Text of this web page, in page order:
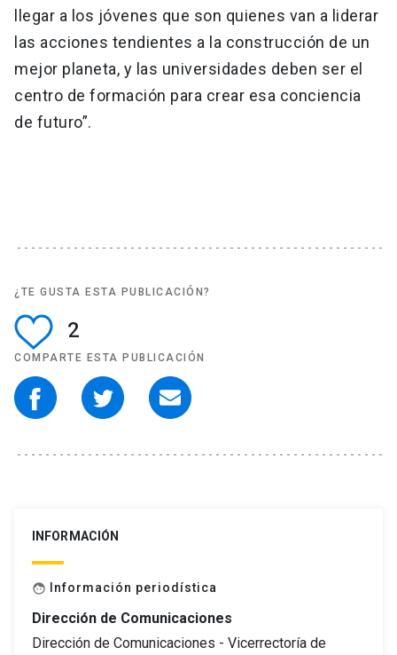
llegar a los jóvenes que son quienes van a liderar
las acciones tendientes a la construcción de un
mejor planeta, y las universidades deben ser el
centro de formación para crear esa conciencia
de futuro”.
¿TE GUSTA ESTA PUBLICACIÓN?
2
COMPARTE ESTA PUBLICACIÓN
INFORMACIÓN
face Información periodística
Dirección de Comunicaciones
Dirección de Comunicaciones - Vicerrectoría de